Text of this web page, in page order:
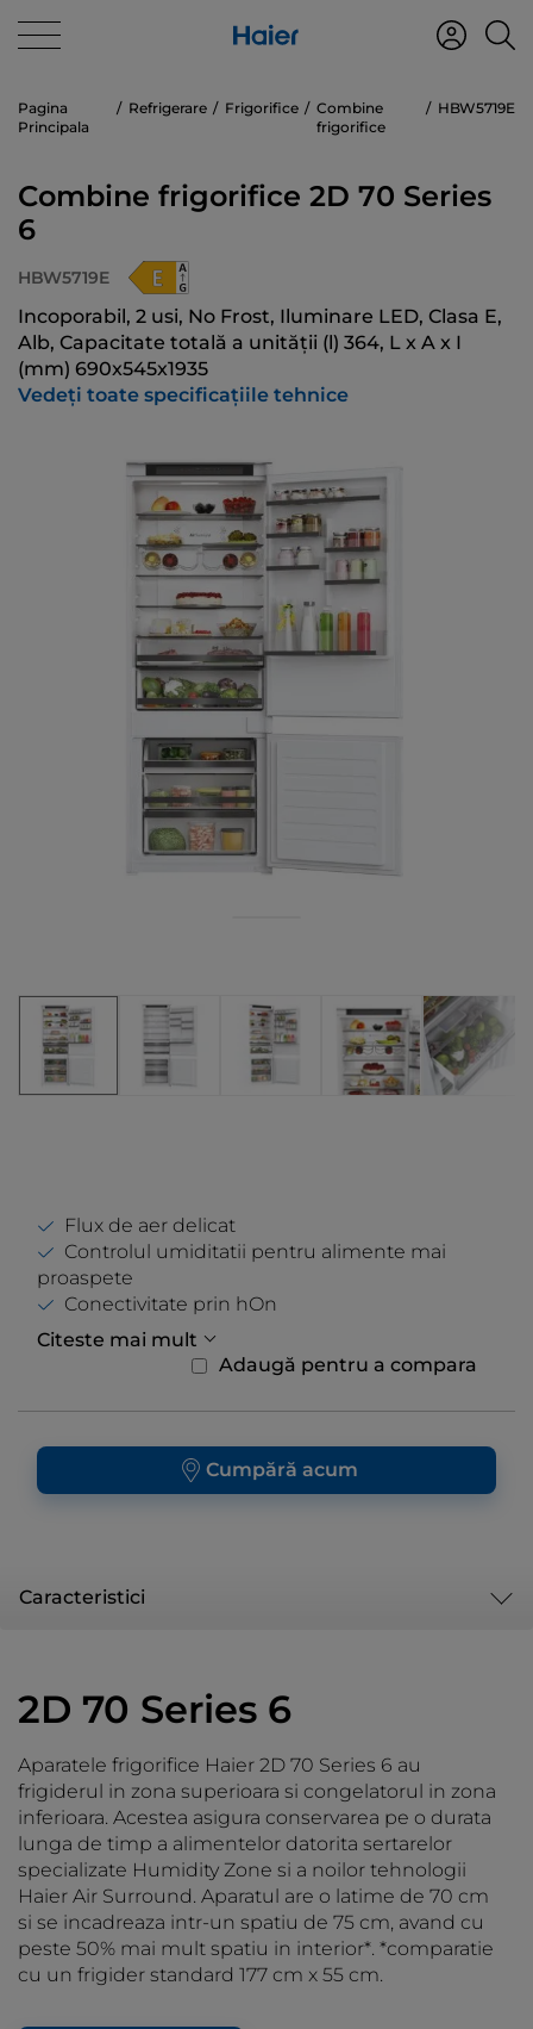
Pagina
Principala
Refrigerare Frigorifice
Combine
frigorifice
HBW5719E
Combine frigorifice 2D 70 Series
6
HBW5719E
Incoporabil, 2 usi, No Frost, Iluminare LED, Clasa E,
Alb, Capacitate totală a unității (l) 364, L x A x I
(mm) 690x545x1935
Vedeți toate specificațiile tehnice
Flux de aer delicat
Controlul umiditatii pentru alimente mai
proaspete
Conectivitate prin hOn
Citeste mai mult
Adaugă pentru a compara
Cumpără acum
Caracteristici
2D 70 Series 6
Aparatele frigorifice Haier 2D 70 Series 6 au
frigiderul in zona superioara si congelatorul in zona
inferioara. Acestea asigura conservarea pe o durata
lunga de timp a alimentelor datorita sertarelor
specializate Humidity Zone si a noilor tehnologii
Haier Air Surround. Aparatul are o latime de 70 cm
si se incadreaza intr-un spatiu de 75 cm, avand cu
peste 50% mai mult spatiu in interior*. *comparatie
cu un frigider standard 177 cm x 55 cm.